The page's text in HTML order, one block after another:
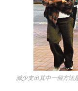
減少支出其中一個方法